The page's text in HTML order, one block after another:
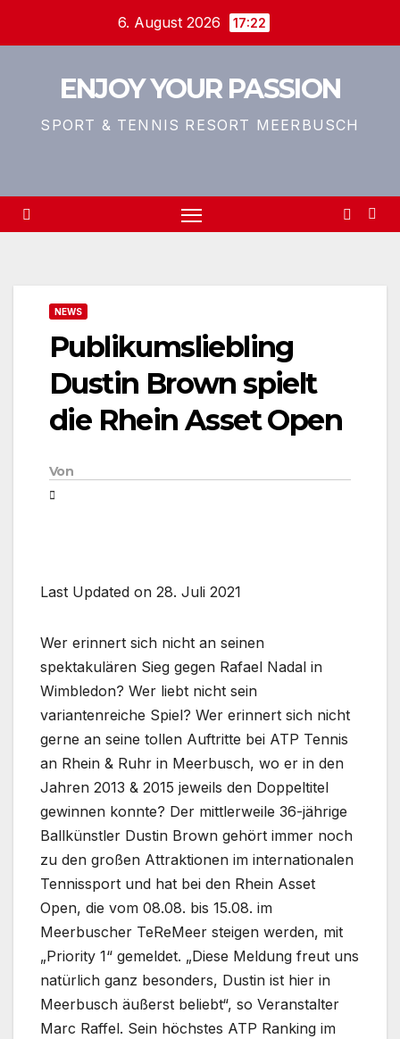
6. August 2026 17:22
ENJOY YOUR PASSION
SPORT & TENNIS RESORT MEERBUSCH
NEWS
Publikumsliebling
Dustin Brown spielt
die Rhein Asset Open
Von
Last Updated on 28. Juli 2021
Wer erinnert sich nicht an seinen
spektakulären Sieg gegen Rafael Nadal in
Wimbledon? Wer liebt nicht sein
variantenreiche Spiel? Wer erinnert sich nicht
gerne an seine tollen Auftritte bei ATP Tennis
an Rhein & Ruhr in Meerbusch, wo er in den
Jahren 2013 & 2015 jeweils den Doppeltitel
gewinnen konnte? Der mittlerweile 36-jährige
Ballkünstler Dustin Brown gehört immer noch
zu den großen Attraktionen im internationalen
Tennissport und hat bei den Rhein Asset
Open, die vom 08.08. bis 15.08. im
Meerbuscher TeReMeer steigen werden, mit
„Priority 1“ gemeldet. „Diese Meldung freut uns
natürlich ganz besonders, Dustin ist hier in
Meerbusch äußerst beliebt“, so Veranstalter
Marc Raffel. Sein höchstes ATP Ranking im